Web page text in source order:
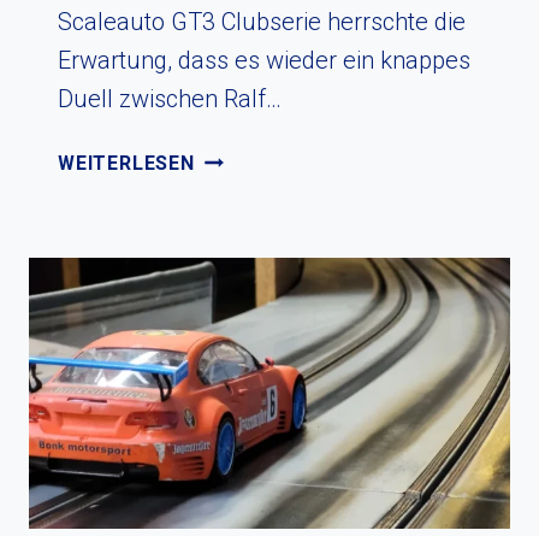
Scaleauto GT3 Clubserie herrschte die
Erwartung, dass es wieder ein knappes
Duell zwischen Ralf…
WEITERLESENSPANNENDES
2.
RUNDE
DER
SCALEAUTO
GT3
CLUBSERIE